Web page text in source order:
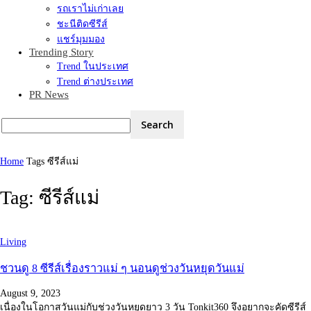
รถเราไม่เก่าเลย
ชะนีติดซีรีส์
แชร์มุมมอง
Trending Story
Trend ในประเทศ
Trend ต่างประเทศ
PR News
Home Tags ซีรีส์แม่
Tag: ซีรีส์แม่
Living
ชวนดู 8 ซีรีส์เรื่องราวแม่ ๆ นอนดูช่วงวันหยุดวันแม่
August 9, 2023
เนื่องในโอกาสวันแม่กับช่วงวันหยุดยาว 3 วัน Tonkit360 จึงอยากจะคัดซีรีส์